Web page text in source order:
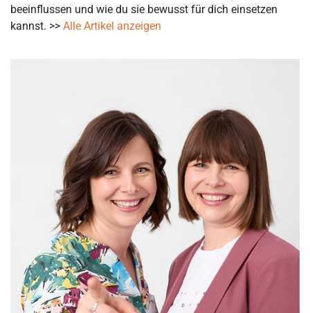
beeinflussen und wie du sie bewusst für dich einsetzen
kannst. >> Alle Artikel anzeigen